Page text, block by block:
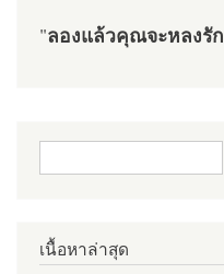
"ลองแล้วคุณจะหลงรัก
ฟอร์มค้นหา
เนื้อหาล่าสุด